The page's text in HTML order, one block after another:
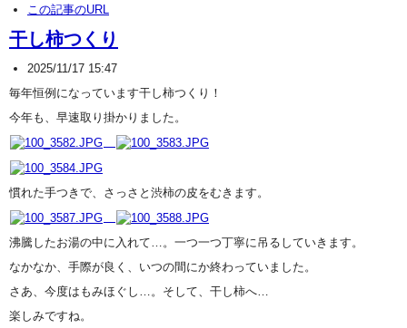
この記事のURL
干し柿つくり
2025/11/17 15:47
毎年恒例になっています干し柿つくり！
今年も、早速取り掛かりました。
慣れた手つきで、さっさと渋柿の皮をむきます。
沸騰したお湯の中に入れて…。一つ一つ丁寧に吊るしていきます。
なかなか、手際が良く、いつの間にか終わっていました。
さあ、今度はもみほぐし…。そして、干し柿へ…
楽しみですね。